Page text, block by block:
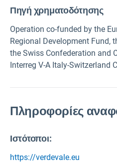
Πηγή χρηματοδότησης
Operation co-funded by the
Regional Development Fund,
the Swiss Confederation and
Interreg V-A Italy-Switzerland
Πληροφορίες
Ιστότοποι:
https://verdevale.eu